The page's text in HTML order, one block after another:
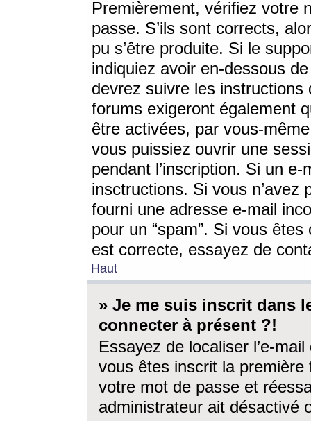
Premièrement, vérifiez votre
passe. S’ils sont corrects,
pu s’être produite. Si le
indiquiez avoir en-dessous
devrez suivre les
forums exigeront également
être activées, par vous-
vous puissiez ouvrir une
pendant l’inscription. Si un
insctructions. Si vous n’avez
fourni une adresse e-mail
pour un “spam”. Si vous
est correcte, essayez de
Haut
» Je me suis inscrit dans
connecter à présent ?!
Essayez de localiser l’e-
vous êtes inscrit la première
votre mot de passe et
administrateur ait désactivé